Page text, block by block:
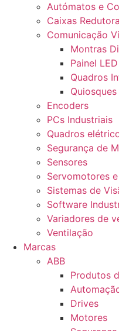
Autómatos e
Caixas
Comunicação
Montras
Painel LED
Quadros
Encoders
PCs Industriais
Quadros
Segurança de
Sensores
Servomotores
Sistemas de
Software
Variadores de
Ventilação
Marcas
ABB
Produtos
Drives
Motores